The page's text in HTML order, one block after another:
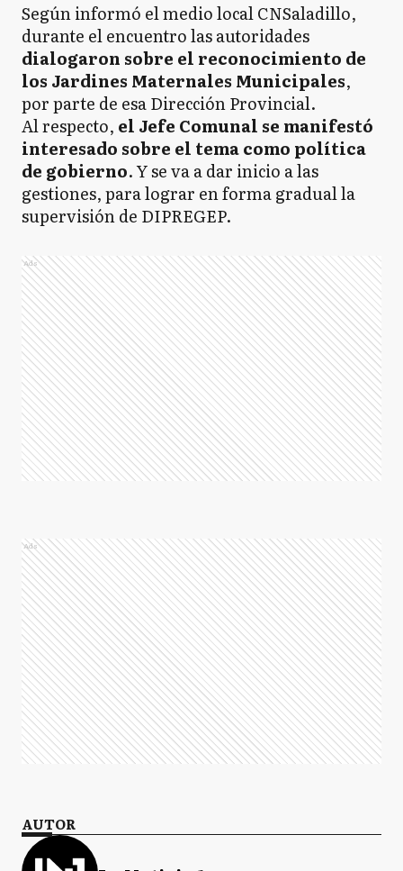
Según informó el medio local CNSaladillo,
durante el encuentro las autoridades
dialogaron sobre el reconocimiento de
los Jardines Maternales Municipales,
por parte de esa Dirección Provincial.
Al respecto, el Jefe Comunal se manifestó
interesado sobre el tema como política
de gobierno. Y se va a dar inicio a las
gestiones, para lograr en forma gradual la
supervisión de DIPREGEP.
Ads
Ads
AUTOR